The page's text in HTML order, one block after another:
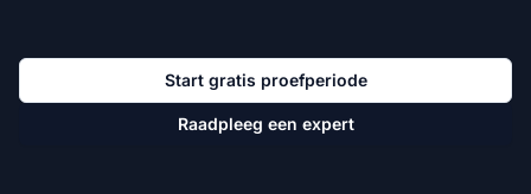
Start gratis proefperiode
Raadpleeg een expert